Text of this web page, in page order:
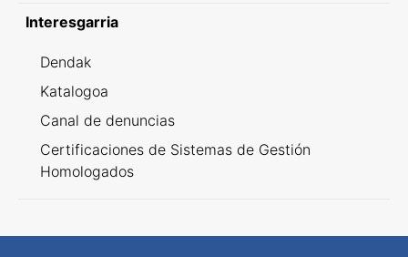
Interesgarria
Dendak
Katalogoa
Canal de denuncias
Certificaciones de Sistemas de Gestión
Homologados